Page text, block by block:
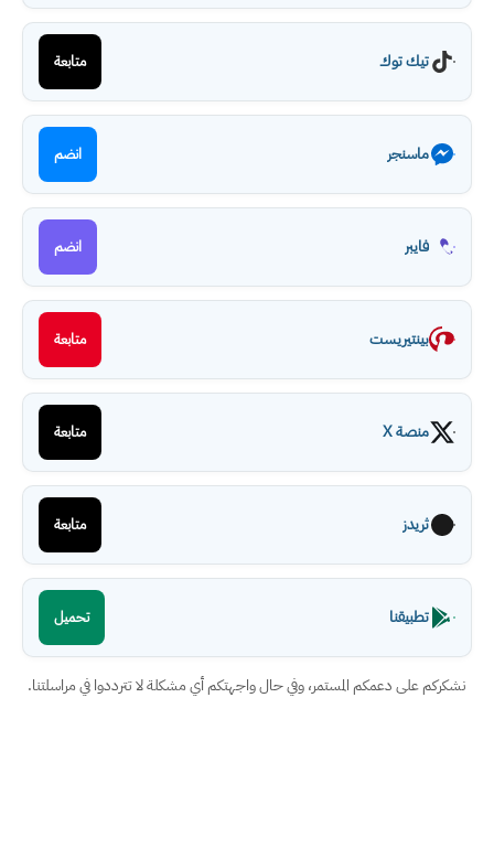
تيك توك متابعة
ماسنجر انضم
فايبر انضم
بينتيريست متابعة
منصة X متابعة
ثريدز متابعة
تطبيقنا تحميل
نشكركم على دعمكم المستمر، وفي حال واجهتكم أي مشكلة لا تترددوا في مراسلتنا.